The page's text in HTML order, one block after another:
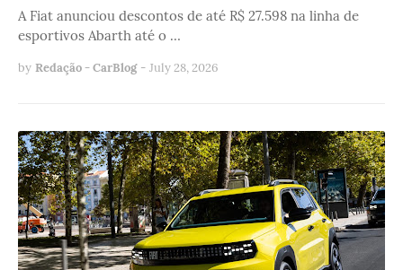
A Fiat anunciou descontos de até R$ 27.598 na linha de
esportivos Abarth até o …
by Redação - CarBlog - July 28, 2026